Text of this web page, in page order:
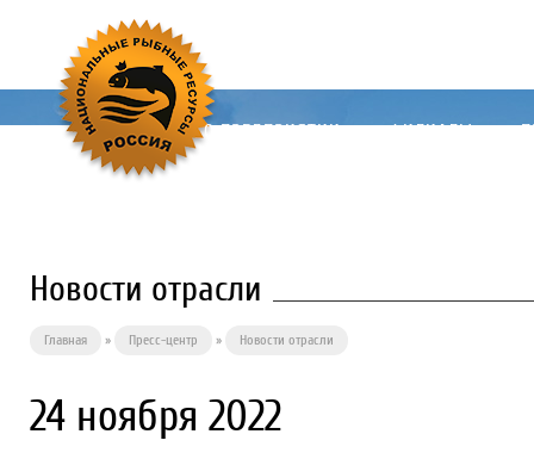
О ПРЕДПРИЯТИИ ФИЛИАЛЫ
Новости отрасли
Главная » Пресс-центр » Новости отрасли
24 ноября 2022